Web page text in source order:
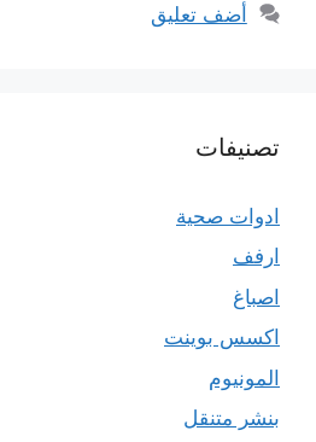
أضف تعليق
تصنيفات
ادوات صحية
ارفف
اصباغ
اكسس بوينت
المونيوم
بنشر متنقل